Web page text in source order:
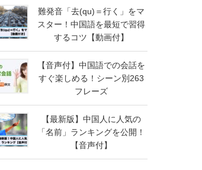
難発音「去(qu)＝行く」をマ
スター！中国語を最短で習得
するコツ【動画付】
【音声付】中国語での会話を
すぐ楽しめる！シーン別263
フレーズ
【最新版】中国人に人気の
「名前」ランキングを公開！
【音声付】